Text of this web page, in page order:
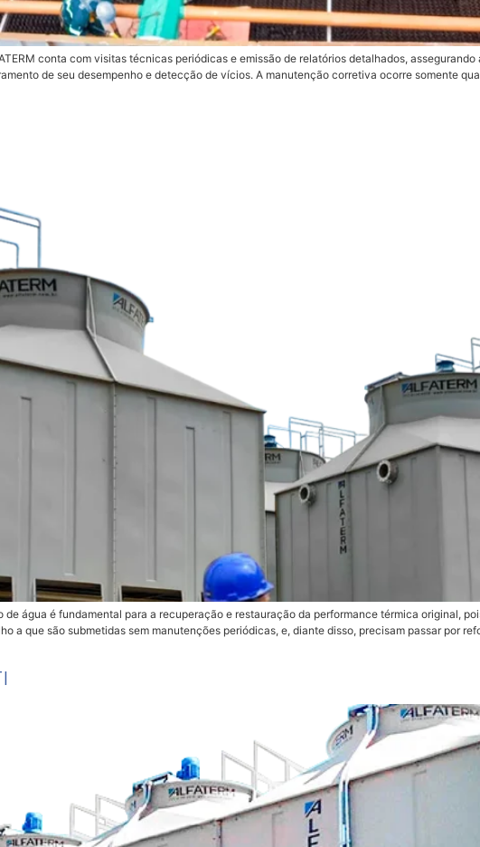
conta com visitas técnicas periódicas e emissão de relatórios detalhados,
de seu desempenho e detecção de vícios. A manutenção corretiva ocorre somente
água é fundamental para a recuperação e restauração da performance térmica original,
a que são submetidas sem manutenções periódicas, e, diante disso, precisam passar por